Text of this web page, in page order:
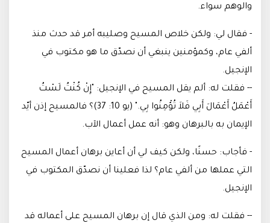
والوهم سواء.
- فقال لي: ولكن خلاص المسيح وصليبه أمر قد حدث منذ
ألفي عام، وكمؤمنين ينبغي أن نصدّق ما هو مكتوب في
الإنجيل.
-- فقلت له: ألم يقل المسيح في الإنجيل: "إِنْ كُنْتُ لَسْتُ
أَعْمَلُ أَعْمَالَ أَبِي فَلاَ تُؤْمِنُوا بِي." (يو 10: 37)؟ فالمسيح إذن أيّد
الإيمان به بالبرهان وهو: أنه عمل أعمال الآب.
- فأجاب: حسنًا، ولكن كيف لي أن أعاين برهان أعمال المسيح
التي عملها من ألفي عام؟ لذا فعلينا أن نصدّق المكتوب في
الإنجيل.
-- فقلت له: ومن الذي قال إن برهان المسيح على أعماله قد